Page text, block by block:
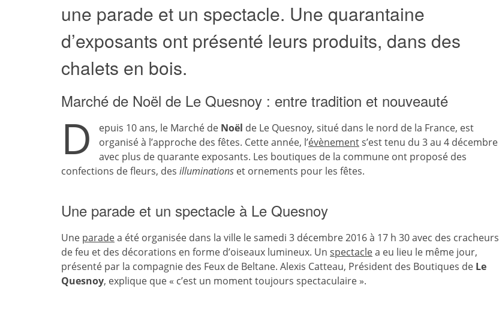
une parade et un spectacle. Une quarantaine
d’exposants ont présenté leurs produits, dans des
chalets en bois.
Marché de Noël de Le Quesnoy : entre tradition et nouveauté
D epuis 10 ans, le Marché de Noël de Le Quesnoy, situé dans le nord de la France, est
organisé à l’approche des fêtes. Cette année, l’évènements’est tenu du 3 au 4 décembre
avec plus de quarante exposants. Les boutiques de la commune ont proposé des
confections de fleurs, des illuminations et ornements pour les fêtes.
Une parade et un spectacle à Le Quesnoy
Une paradea été organisée dans la ville le samedi 3 décembre 2016 à 17 h 30 avec des cracheurs
de feu et des décorations en forme d’oiseaux lumineux. Un spectaclea eu lieu le même jour,
présenté par la compagnie des Feux de Beltane. Alexis Catteau, Président des Boutiques de Le
Quesnoy, explique que « c’est un moment toujours spectaculaire ».